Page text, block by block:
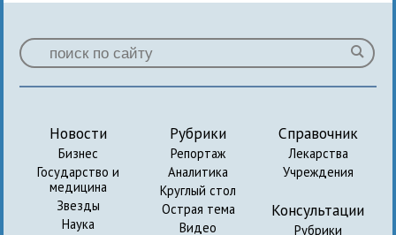
Новости
Бизнес
Государство и
медицина
Звезды
Наука
Рубрики
Репортаж
Аналитика
Круглый стол
Острая тема
Видео
Справочник
Лекарства
Учреждения
Консультации
Рубрики